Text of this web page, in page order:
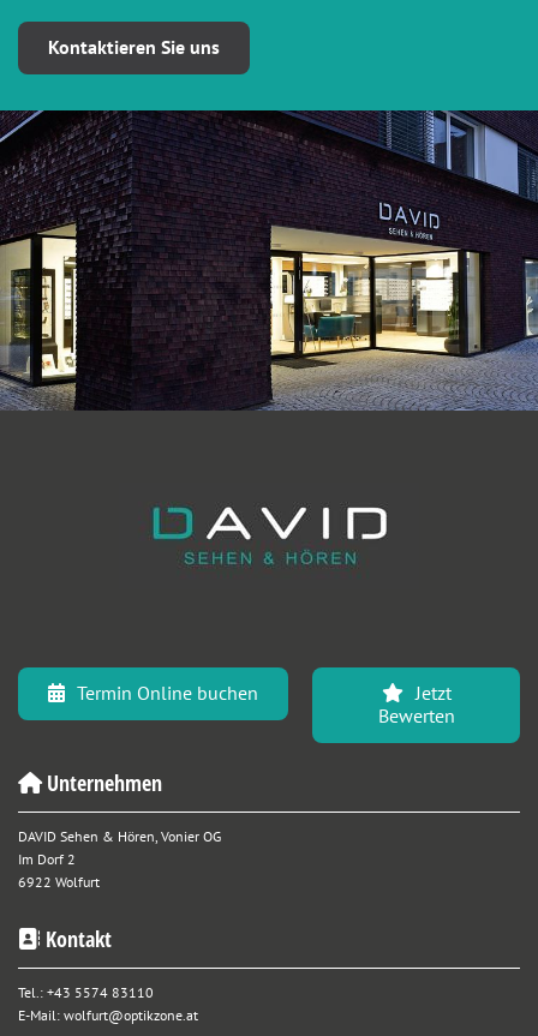
Kontaktieren Sie uns
Termin Online buchen
Jetzt
Bewerten
 Unternehmen
DAVID Sehen & Hören, Vonier OG
Im Dorf 2
6922 Wolfurt
 Kontakt
Tel.: +43 5574 83110
E-Mail: wolfurt@optikzone.at